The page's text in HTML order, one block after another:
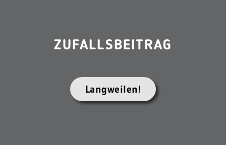
ZUFALLSBEITRAG
Langweilen!